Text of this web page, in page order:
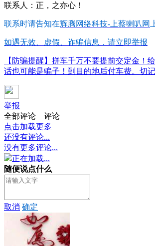
联系人：正，之亦心！
联系时请告知在辉腾网络科技-上蔡喇叭网
如遇无效、虚假、诈骗信息，请立即举报
【防骗提醒】拼车千万不要提前交定金！
话也可能是骗子！到目的地后付车费。切记
举报
全部评论
评论
点击加载更多
还没有评论...
没有更多评论...
正在加载...
随便说点什么
取消 确定